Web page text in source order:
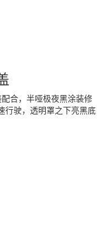
合，半哑极夜黑涂装修
行驶，透明罩之下亮黑底